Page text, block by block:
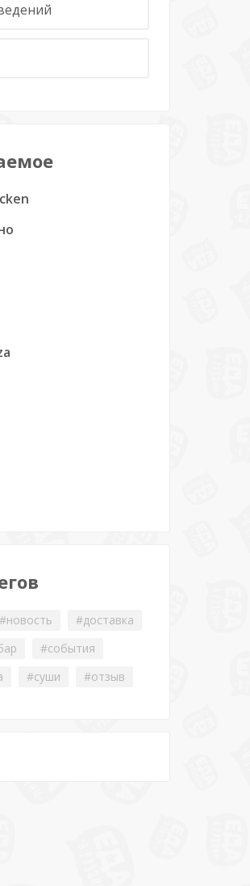
#новость
#доставка
#события
#суши #отзыв